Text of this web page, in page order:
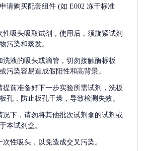
请购买配套组件 (如 E002 冻干标准
性吸头吸取试剂，使用后，须旋紧试剂
污染和蒸发。
洗液的吸头或滴管，切勿接触酶标板
污染容易造成假阳性和高背景。
提前准备好下一步实验所需试剂，洗板
孔，防止板孔干燥，导致检测失效。
况下，请勿将其他批次试剂盒的试剂或
本试剂盒。
性吸头，以免造成交叉污染。